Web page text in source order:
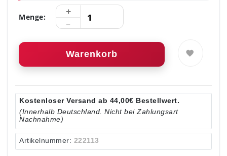
Menge:
Warenkorb
Kostenloser Versand ab 44,00€ Bestellwert.
(Innerhalb Deutschland. Nicht bei Zahlungsart
Nachnahme)
Artikelnummer: 222113